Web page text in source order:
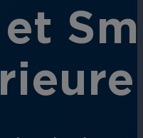
des clients,
établissement.
et